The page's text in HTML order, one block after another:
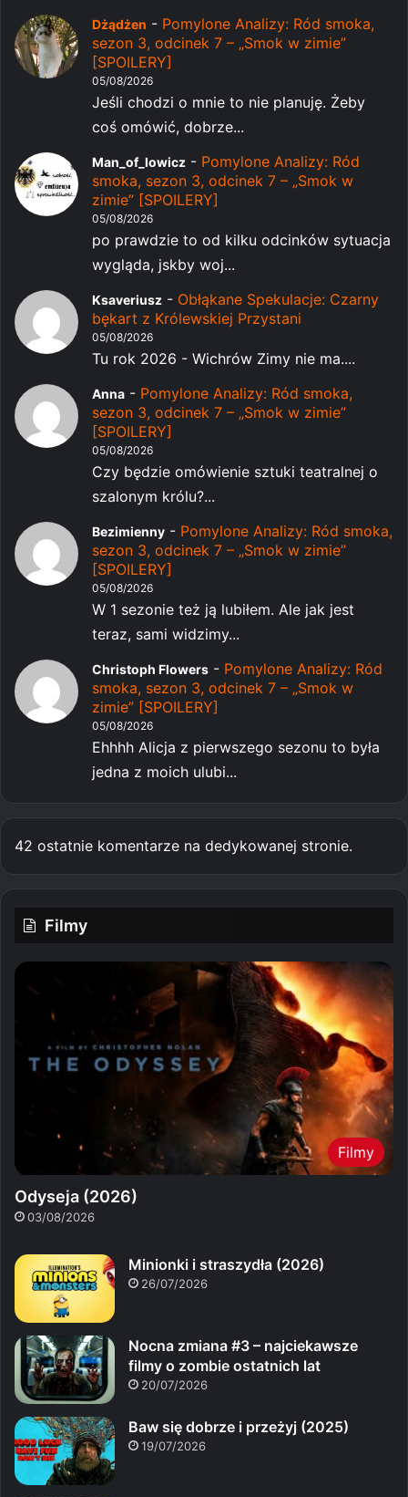
Dżądżen - Pomylone Analizy: Ród smoka,
sezon 3, odcinek 7 – „Smok w zimie”
[SPOILERY]
05/08/2026
Jeśli chodzi o mnie to nie planuję. Żeby
coś omówić, dobrze...
Man_of_lowicz - Pomylone Analizy: Ród
smoka, sezon 3, odcinek 7 – „Smok w
zimie” [SPOILERY]
05/08/2026
po prawdzie to od kilku odcinków sytuacja
wygląda, jskby woj...
Ksaveriusz - Obłąkane Spekulacje: Czarny
bękart z Królewskiej Przystani
05/08/2026
Tu rok 2026 - Wichrów Zimy nie ma....
Anna - Pomylone Analizy: Ród smoka,
sezon 3, odcinek 7 – „Smok w zimie”
[SPOILERY]
05/08/2026
Czy będzie omówienie sztuki teatralnej o
szalonym królu?...
Bezimienny - Pomylone Analizy: Ród smoka,
sezon 3, odcinek 7 – „Smok w zimie”
[SPOILERY]
05/08/2026
W 1 sezonie też ją lubiłem. Ale jak jest
teraz, sami widzimy...
Christoph Flowers - Pomylone Analizy: Ród
smoka, sezon 3, odcinek 7 – „Smok w
zimie” [SPOILERY]
05/08/2026
Ehhhh Alicja z pierwszego sezonu to była
jedna z moich ulubi...
42 ostatnie komentarze na dedykowanej stronie.
Filmy
Filmy
Odyseja (2026)
03/08/2026
Minionki i straszydła (2026)
26/07/2026
Nocna zmiana #3 – najciekawsze
filmy o zombie ostatnich lat
20/07/2026
Baw się dobrze i przeżyj (2025)
19/07/2026